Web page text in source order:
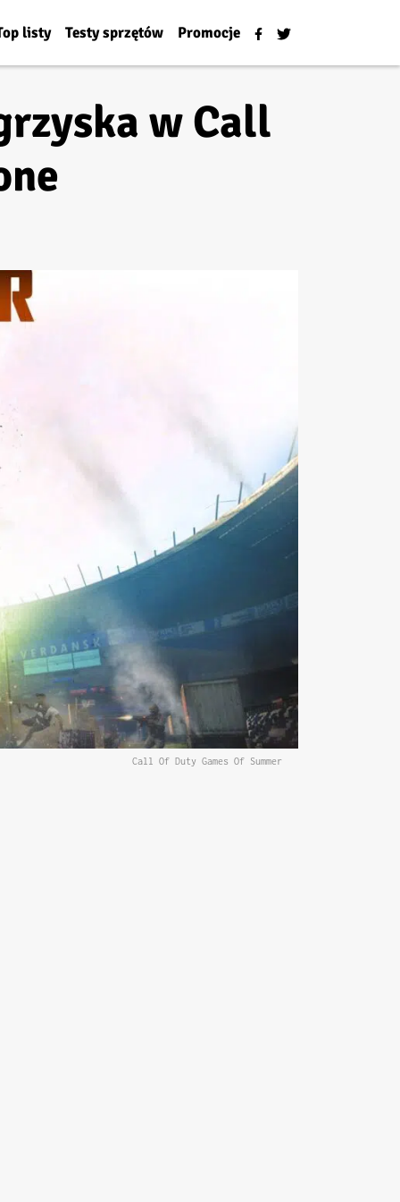
listy Testy sprzętów Promocje
w Call
Call Of Duty Games Of Summer